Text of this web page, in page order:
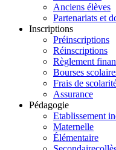
Anciens élèves
Partenariats et
Inscriptions
Préinscriptions
Réinscriptions
Règlement
Bourses
Frais de
Assurance
Pédagogie
Etablissement
Maternelle
Élémentaire